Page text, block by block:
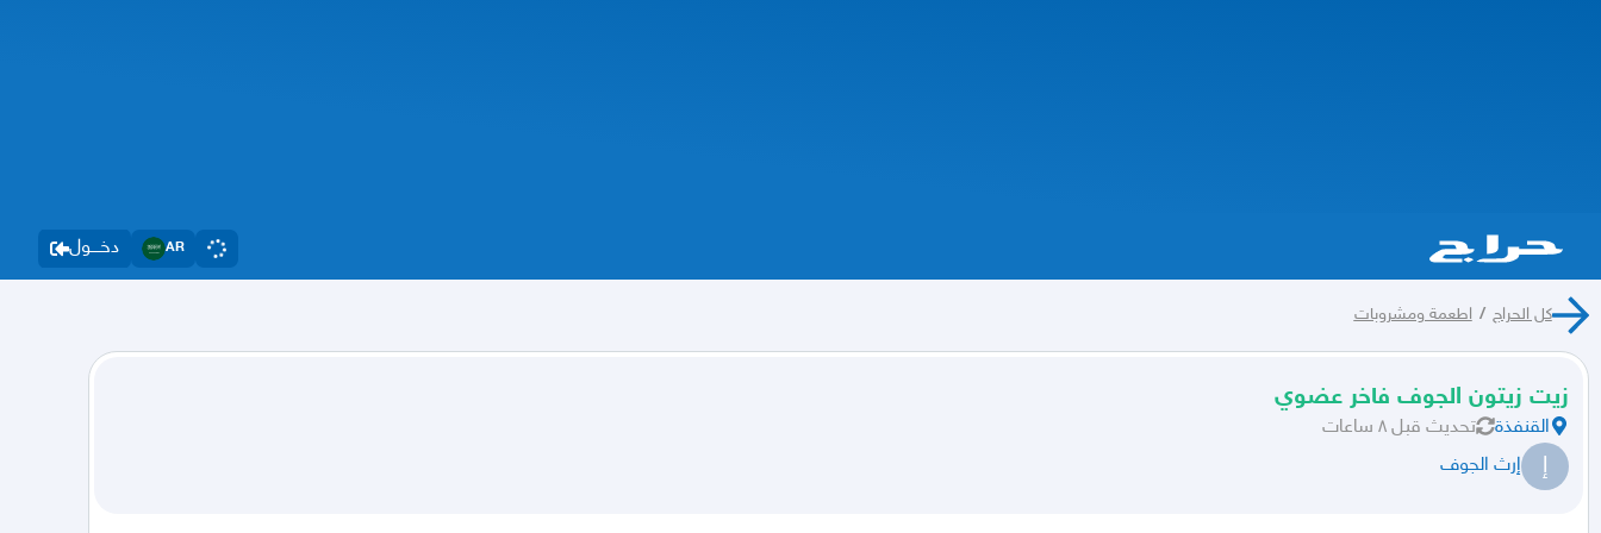
دخــــول AR
كل الحراج / اطعمة ومشروبات
زيت زيتون الجوف فاخر عضوي
القنفذة تحديث قبل ٨ ساعات
إ إرث الجوف